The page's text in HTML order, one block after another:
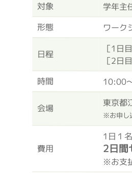
対象 学年主
形態 ワーク
日程
［1日
［2日
時間 10:00
会場
東京都
※お申し
費用
1日１
2日間
※お支